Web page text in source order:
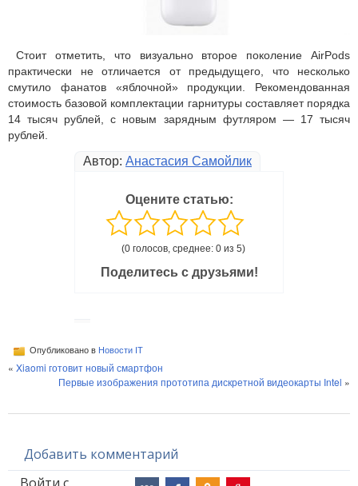
Стоит отметить, что визуально второе поколение AirPods
практически не отличается от предыдущего, что несколько
смутило фанатов «яблочной» продукции. Рекомендованная
стоимость базовой комплектации гарнитуры составляет порядка
14 тысяч рублей, с новым зарядным футляром — 17 тысяч
рублей.
Автор: Анастасия Самойлик
Оцените статью:
(0 голосов, среднее: 0 из 5)
Поделитесь с друзьями!
Опубликовано в Новости IT
« Xiaomi готовит новый смартфон
Первые изображения прототипа дискретной видеокарты Intel »
Добавить комментарий